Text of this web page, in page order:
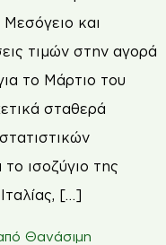
Μεσόγειο και
τιμών στην αγορά
το Μάρτιο του
σταθερά
ισοζύγιο της
[…]
Θανάσιμη